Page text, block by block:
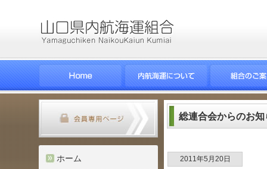
ホーム
総連合会からのお知
2011年5月20日